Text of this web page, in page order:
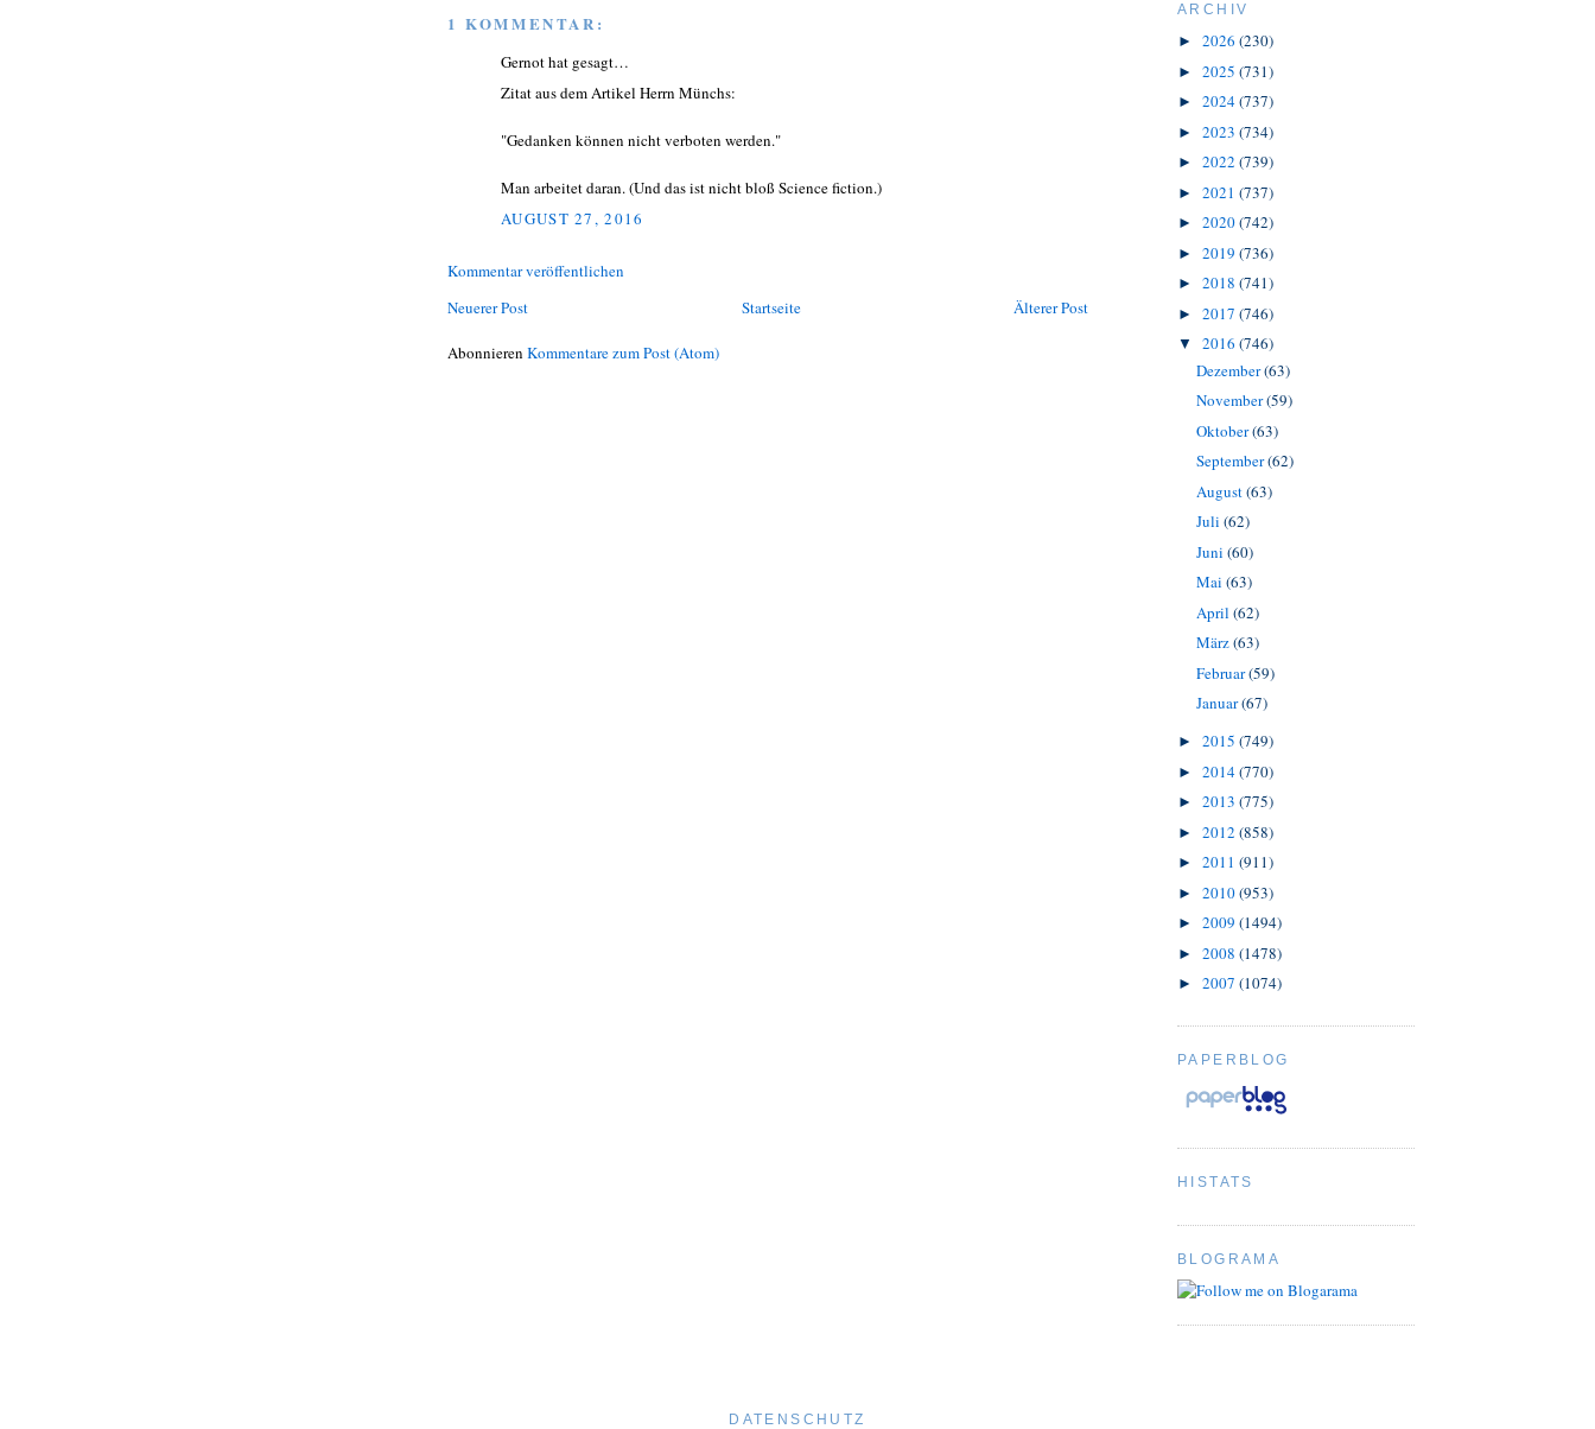
1 KOMMENTAR:
Gernot hat gesagt…
Zitat aus dem Artikel Herrn Münchs:
"Gedanken können nicht verboten werden."
Man arbeitet daran. (Und das ist nicht bloß Science fiction.)
AUGUST 27, 2016
Kommentar veröffentlichen
Neuerer Post
Älterer Post
Startseite
Abonnieren Kommentare zum Post (Atom)
ARCHIV
► 2026 (230)
► 2025 (731)
► 2024(737)
► 2023 (734)
► 2022 (739)
► 2021 (737)
► 2020(742)
► 2019 (736)
► 2018 (741)
► 2017 (746)
▼ 2016 (746)
Dezember(63)
November(59)
Oktober(63)
September(62)
August(63)
Juli (62)
Juni (60)
Mai (63)
April (62)
März(63)
Februar(59)
Januar(67)
► 2015 (749)
► 2014(770)
► 2013 (775)
► 2012 (858)
► 2011 (911)
► 2010(953)
► 2009 (1494)
► 2008 (1478)
► 2007 (1074)
PAPERBLOG
HISTATS
BLOGRAMA
DATENSCHUTZ